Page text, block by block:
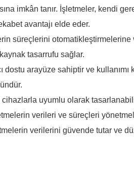
imkân tanır. İşletmeler, kendi
avantajı elde eder.
süreçlerini otomatikleştirmelerine
tasarrufu sağlar.
dostu arayüze sahiptir ve kullanımı
cihazlarla uyumlu olarak
verileri ve süreçleri
verilerini güvende tutar ve